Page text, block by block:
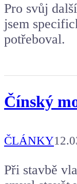
Pro svůj
jsem
potřeboval.
Čínský
ČLÁNKY
Při stavbě